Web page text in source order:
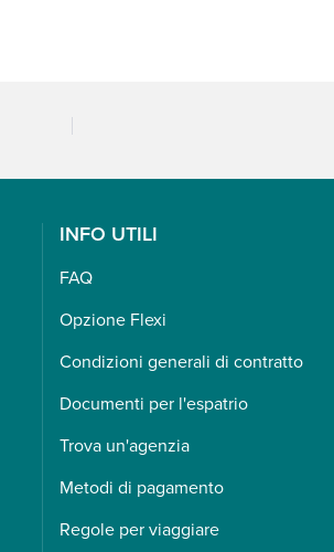
INFO UTILI
FAQ
Opzione Flexi
Condizioni generali di contratto
Documenti per l'espatrio
Trova un'agenzia
Metodi di pagamento
Regole per viaggiare